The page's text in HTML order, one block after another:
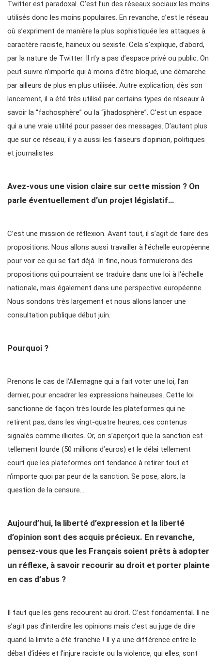
Twitter est paradoxal. C’est l’un des réseaux sociaux les moins
utilisés donc les moins populaires. En revanche, c’est le réseau
où s’expriment de manière la plus sophistiquée les attaques à
caractère raciste, haineux ou sexiste. Cela s’explique, d’abord,
par la nature de Twitter. Il n’y a pas d’espace privé ou public. On
peut suivre n’importe qui à moins d’être bloqué, une démarche
par ailleurs de plus en plus utilisée. Autre explication, dès son
lancement, il a été très utilisé par certains types de réseaux à
savoir la “fachosphère” ou la “jihadosphère”. C’est un espace
qui a une vraie utilité pour passer des messages. D’autant plus
que sur ce réseau, il y a aussi les faiseurs d’opinion, politiques
et journalistes.
Avez-vous une vision claire sur cette mission ? On
parle éventuellement d’un projet législatif…
C’est une mission de réflexion. Avant tout, il s’agit de faire des
propositions. Nous allons aussi travailler à l’échelle européenne
pour voir ce qui se fait déjà. In fine, nous formulerons des
propositions qui pourraient se traduire dans une loi à l'échelle
nationale, mais également dans une perspective européenne.
Nous sondons très largement et nous allons lancer une
consultation publique début juin.
Pourquoi ?
Prenons le cas de l’Allemagne qui a fait voter une loi, l’an
dernier, pour encadrer les expressions haineuses. Cette loi
sanctionne de façon très lourde les plateformes qui ne
retirent pas, dans les vingt-quatre heures, ces contenus
signalés comme illicites. Or, on s’aperçoit que la sanction est
tellement lourde (50 millions d’euros) et le délai tellement
court que les plateformes ont tendance à retirer tout et
n’importe quoi par peur de la sanction. Se pose, alors, la
question de la censure…
Aujourd’hui, la liberté d’expression et la liberté
d’opinion sont des acquis précieux. En revanche,
pensez-vous que les Français soient prêts à adopter
un réflexe, à savoir recourir au droit et porter plainte
en cas d’abus ?
Il faut que les gens recourent au droit. C’est fondamental. Il ne
s’agit pas d’interdire les opinions mais c’est au juge de dire
quand la limite a été franchie ! Il y a une différence entre le
débat d’idées et l’injure raciste ou la violence, qui elles, sont